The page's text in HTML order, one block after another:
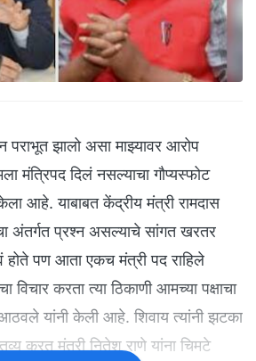
झालो असा माझ्यावर आरोप
मंत्रिपद दिलं नसल्याचा गौप्यस्फोट
आहे. याबाबत केंद्रीय मंत्री रामदास
अंतर्गत प्रश्न असल्याचे सांगत खरतर
होते पण आता एकच मंत्री पद राहिले
विचार करता त्या ठिकाणी आमच्या पक्षाचा
यांनी केली आहे. शिवाय त्यांनी झटका
करत मंत्री नितेश राणे यांना चिमटे